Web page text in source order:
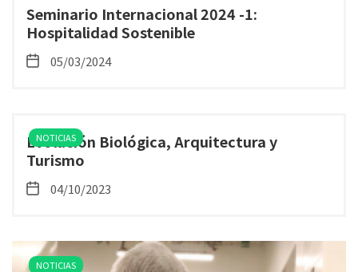
Seminario Internacional 2024 -1:
Hospitalidad Sostenible
05/03/2024
NOTICIAS
Evolución Biológica, Arquitectura y
Turismo
04/10/2023
NOTICIAS